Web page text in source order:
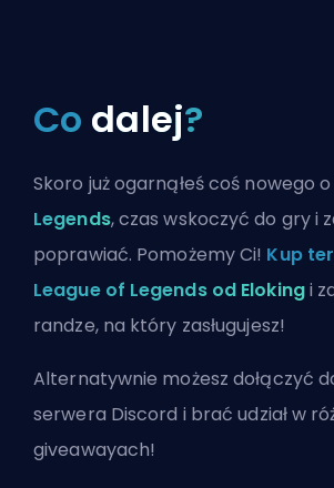
Co dalej?
Skoro już ogarnąłeś coś nowego o
Legends, czas wskoczyć do gry i
poprawiać. Pomożemy Ci! Kup
League of Legends od Elokingi
randze, na który zasługujesz!
Alternatywnie możeszdołączyć
serwera Discord i brać udział w
giveawayach!